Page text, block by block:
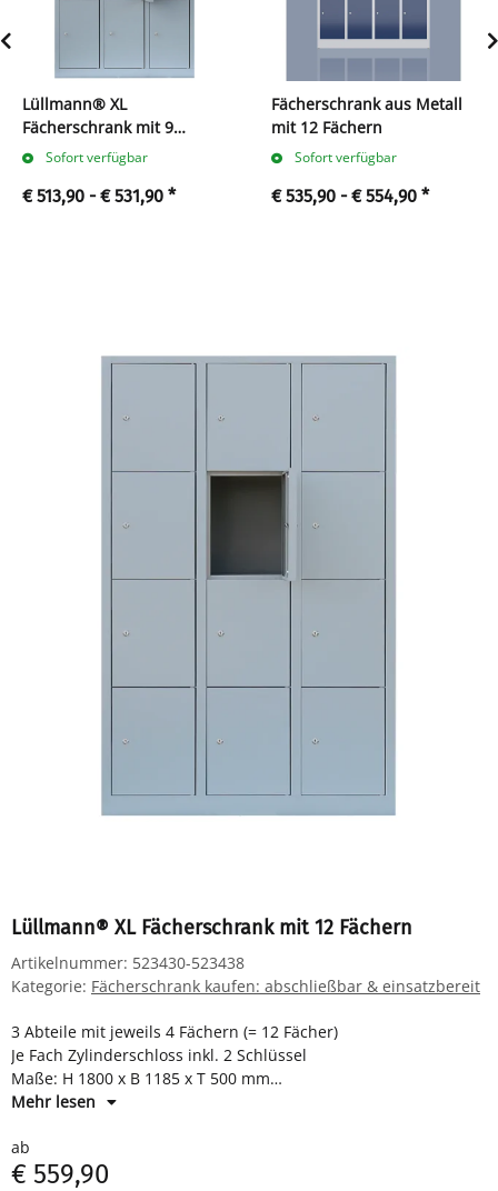
Lüllmann® XL
Fächerschrank mit 9
Fächern
Sofort verfügbar
€ 513,90 -€ 531,90 *
Fächerschrank aus Metall
mit 12 Fächern
Sofort verfügbar
€ 535,90 -€ 554,90 *
Lüllmann® XL Fächerschrank mit 12 Fächern
Artikelnummer: 523430-523438
Kategorie: Fächerschrank kaufen: abschließbar & einsatzbereit
3 Abteile mit jeweils 4 Fächern (= 12 Fächer)
Je Fach Zylinderschloss inkl. 2 Schlüssel
Maße: H 1800 x B 1185 x T 500 mm
Komplett montiert und verschweißt - sofort einsatzbereit
Mehr lesen
ab
€ 559,90